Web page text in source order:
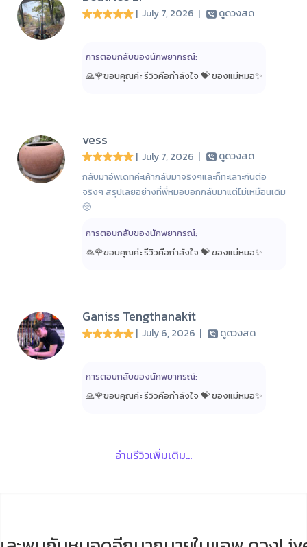
| July 7, 2026 | ดูดวงสด
การตอบกลับของนักพยากรณ์:
🙏🌹ขอบคุณค่ะ รีวิวคือกำลังใจ 💝 ของแม่หมอ✨️
vess
| July 7, 2026 | ดูดวงสด
กลับมาอัพเดทค่ะเค้ากลับมาจริงๆและก็ทะเลาะกันต่อ
จริงๆ สรุปเลยอย่างที่พี่หมอบอกกลับมาแต่ไม่เหมือนเดิม
🥺
การตอบกลับของนักพยากรณ์:
🙏🌹ขอบคุณค่ะ รีวิวคือกำลังใจ 💝 ของแม่หมอ✨️
Ganiss Tengthanakit
| July 6, 2026 | ดูดวงสด
การตอบกลับของนักพยากรณ์:
🙏🌹ขอบคุณค่ะ รีวิวคือกำลังใจ 💝 ของแม่หมอ✨️
อ่านรีวิวเพิ่มเติม...